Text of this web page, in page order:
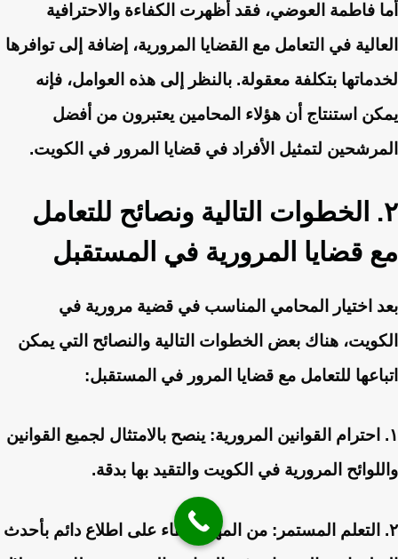
أما فاطمة العوضي، فقد أظهرت الكفاءة والاحترافية
العالية في التعامل مع القضايا المرورية، إضافة إلى توافرها
لخدماتها بتكلفة معقولة. بالنظر إلى هذه العوامل، فإنه
يمكن استنتاج أن هؤلاء المحامين يعتبرون من أفضل
المرشحين لتمثيل الأفراد في قضايا المرور في الكويت.
٢. الخطوات التالية ونصائح للتعامل
مع قضايا المرورية في المستقبل
بعد اختيار المحامي المناسب في قضية مرورية في
الكويت، هناك بعض الخطوات التالية والنصائح التي يمكن
اتباعها للتعامل مع قضايا المرور في المستقبل:
١. احترام القوانين المرورية: ينصح بالامتثال لجميع القوانين
واللوائح المرورية في الكويت والتقيد بها بدقة.
٢. التعلم المستمر: من المهم البقاء على اطلاع دائم بأحدث